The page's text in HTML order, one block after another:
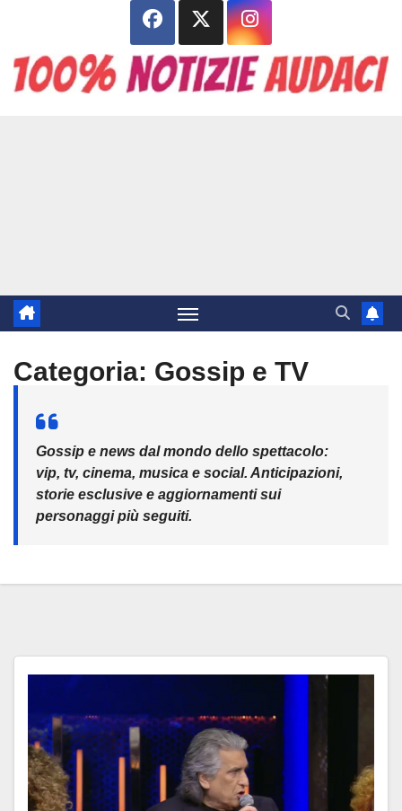
contenuto
Categoria: Gossip e TV
Gossip e news dal mondo dello spettacolo:
vip, tv, cinema, musica e social. Anticipazioni,
storie esclusive e aggiornamenti sui
personaggi più seguiti.